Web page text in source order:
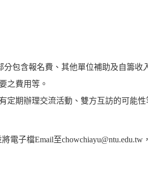
包含報名費、其他單位補助及自籌
之費用等。
定期辦理交流活動、雙方互訪的可能性
子檔Email至chowchiayu@ntu.edu.tw